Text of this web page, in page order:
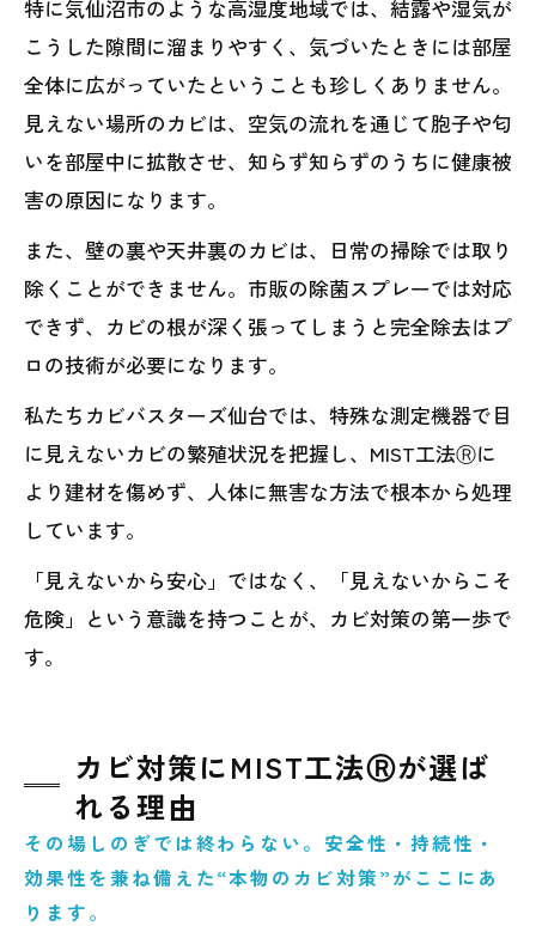
特に気仙沼市のような高湿度地域では、結露や湿気が
こうした隙間に溜まりやすく、気づいたときには部屋
全体に広がっていたということも珍しくありません。
見えない場所のカビは、空気の流れを通じて胞子や匂
いを部屋中に拡散させ、知らず知らずのうちに健康被
害の原因になります。
また、壁の裏や天井裏のカビは、日常の掃除では取り
除くことができません。市販の除菌スプレーでは対応
できず、カビの根が深く張ってしまうと完全除去はプ
ロの技術が必要になります。
私たちカビバスターズ仙台では、特殊な測定機器で目
に見えないカビの繁殖状況を把握し、MIST工法Ⓡに
より建材を傷めず、人体に無害な方法で根本から処理
しています。
「見えないから安心」ではなく、「見えないからこそ
危険」という意識を持つことが、カビ対策の第一歩で
す。
カビ対策にMIST工法Ⓡが選ば
れる理由
その場しのぎでは終わらない。安全性・持続性・
効果性を兼ね備えた“本物のカビ対策”がここにあ
ります。